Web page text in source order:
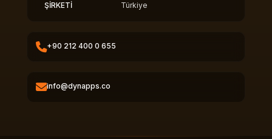
ŞİRKETİ
Türkiye
+90 212 400 0 655
info@dynapps.co